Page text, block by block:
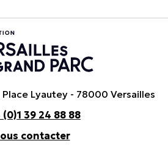
Lyautey - 78000 Versailles
(0)1 39 24 88 88
contacter